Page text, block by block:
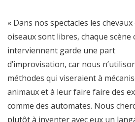
« Dans nos spectacles les chevaux
oiseaux sont libres, chaque scène
interviennent garde une part
d’improvisation, car nous
méthodes qui viseraient à
animaux et à leur faire faire des
comme des automates. Nous
plutôt à inventer avec eux un